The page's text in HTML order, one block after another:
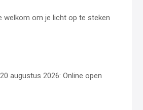
welkom om je licht op te steken
augustus 2026: Online open